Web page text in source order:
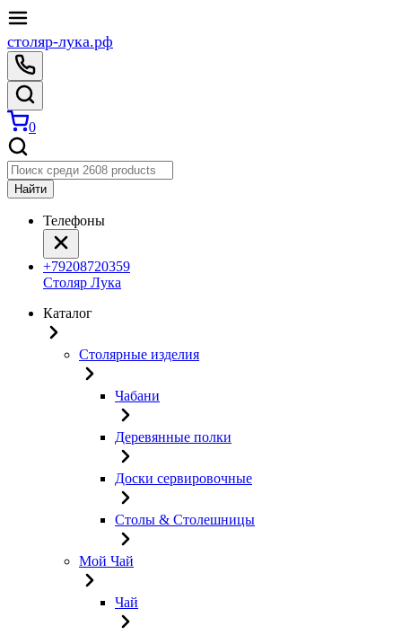
столяр-лука.рф
0
Найти
Телефоны
+79208720359
Столяр Лука
Каталог
Столярные изделия
Чабани
Деревянные полки
Доски сервировочные
Столы & Столешницы
Мой Чай
Чай